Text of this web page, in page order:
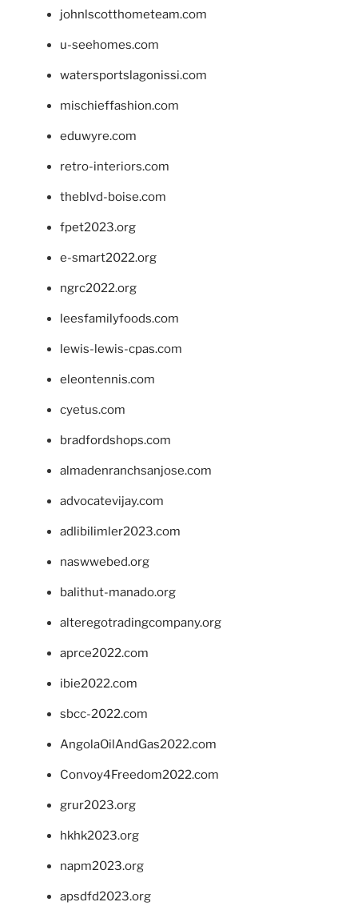
johnlscotthometeam.com
u-seehomes.com
watersportslagonissi.com
mischieffashion.com
eduwyre.com
retro-interiors.com
theblvd-boise.com
fpet2023.org
e-smart2022.org
ngrc2022.org
leesfamilyfoods.com
lewis-lewis-cpas.com
eleontennis.com
cyetus.com
bradfordshops.com
almadenranchsanjose.com
advocatevijay.com
adlibilimler2023.com
naswwebed.org
balithut-manado.org
alteregotradingcompany.org
aprce2022.com
ibie2022.com
sbcc-2022.com
AngolaOilAndGas2022.com
Convoy4Freedom2022.com
grur2023.org
hkhk2023.org
napm2023.org
apsdfd2023.org